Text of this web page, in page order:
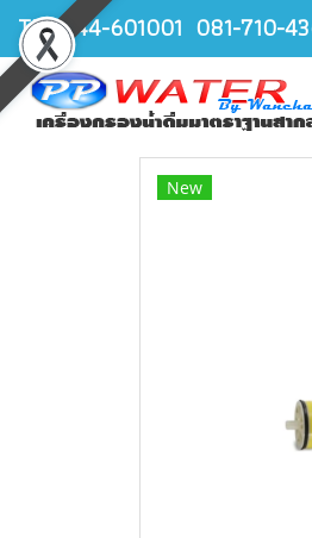
TEL.044-601001 081-710-
New